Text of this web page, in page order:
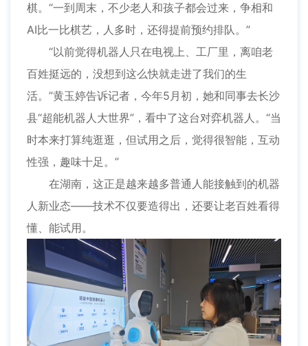
棋。“一到周末，不少老人和孩子都会过来，争相和
AI比一比棋艺，人多时，还得提前预约排队。”
“以前觉得机器人只在电视上、工厂里，离咱老
百姓挺远的，没想到这么快就走进了我们的生
活。”黄玉婷告诉记者，今年5月初，她和同事去长沙
县“超能机器人大世界”，看中了这台对弈机器人。“当
时本来打算纯逛逛，但试用之后，觉得很智能，互动
性强，趣味十足。”
在湖南，这正是越来越多普通人能接触到的机器
人新业态——技术不仅要造得出，还要让老百姓看得
懂、能试用。